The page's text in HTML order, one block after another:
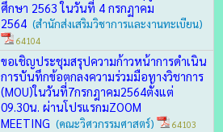
ศึกษา 2563 ในวันที่ 4 กรกฏาคม
2564 (สำนักส่งเสริมวิชาการและงานทะเบียน)
64104
ขอเชิญประชุมสรุปความก้าวหน้าการดำเนิน
การบันทึกข้อตกลงความร่วมมือทางวิชาการ
(MOU)ในวันที่7กรกฎาคม2564ตั้งแต่
09.30น. ผ่านโปรแรกมZOOM
MEETING (คณะวิศวกรรมศาสตร์) 64103